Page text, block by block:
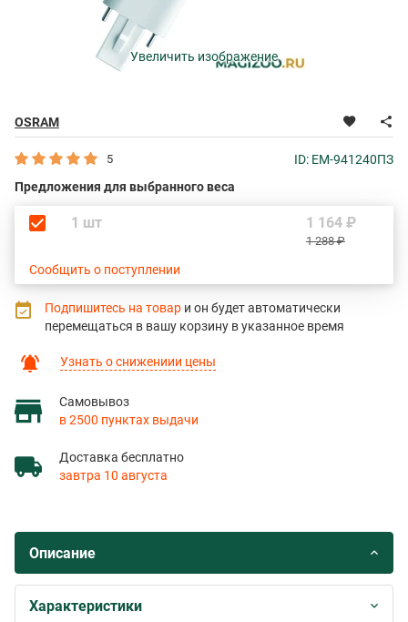
OSRAM
Увеличить изображение
5
ID: EM-941240ПЗ
Предложения для выбранного веса
1 шт 1 164 ₽
1 288 ₽
Сообщить о поступлении
Узнать о снижениии цены
Самовывоз
в 2500 пунктах выдачи
Доставка бесплатно
завтра 10 августа
Подпишитесь на товар и он будет автоматически
перемещаться в вашу корзину в указанное время
Описание
Характеристики